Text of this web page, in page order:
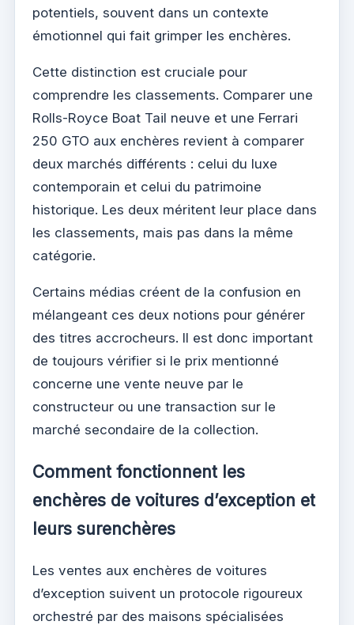
potentiels, souvent dans un contexte
émotionnel qui fait grimper les enchères.
Cette distinction est cruciale pour
comprendre les classements. Comparer une
Rolls-Royce Boat Tail neuve et une Ferrari
250 GTO aux enchères revient à comparer
deux marchés différents : celui du luxe
contemporain et celui du patrimoine
historique. Les deux méritent leur place dans
les classements, mais pas dans la même
catégorie.
Certains médias créent de la confusion en
mélangeant ces deux notions pour générer
des titres accrocheurs. Il est donc important
de toujours vérifier si le prix mentionné
concerne une vente neuve par le
constructeur ou une transaction sur le
marché secondaire de la collection.
Comment fonctionnent les
enchères de voitures d’exception et
leurs surenchères
Les ventes aux enchères de voitures
d’exception suivent un protocole rigoureux
orchestré par des maisons spécialisées